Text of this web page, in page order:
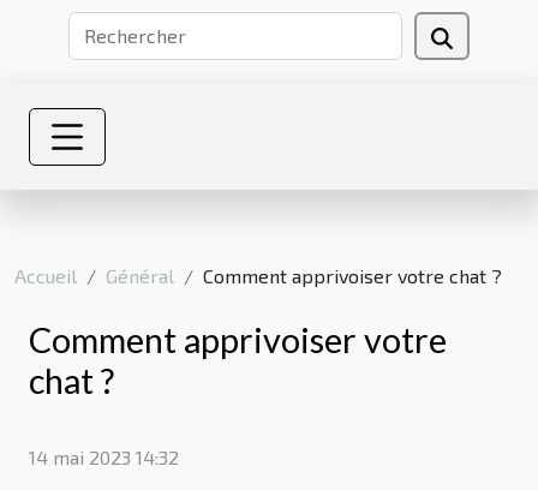
Accueil Général Comment apprivoiser votre chat ?
Comment apprivoiser votre
chat ?
14 mai 2023 14:32